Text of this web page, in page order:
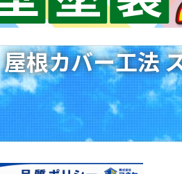
屋根カバー工法